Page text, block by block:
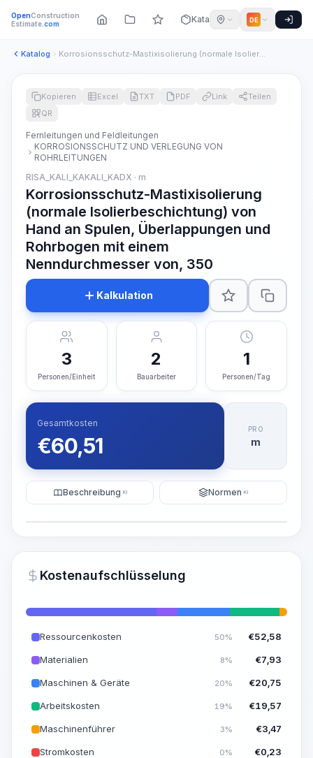
OpenConstruction
Estimate.com Katalog DE
Katalog Korrosionsschutz-Mastixisolierung (normale Isolierbeschichtu...
~15-30 Sek.
Kopieren Excel TXT PDF Link
Teilen
QR
Fernleitungen und Feldleitungen
KORROSIONSSCHUTZ UND VERLEGUNG VON
ROHRLEITUNGEN
RISA_KALI_KAKALI_KADX · m
Korrosionsschutz-Mastixisolierung
(normale Isolierbeschichtung) von
Hand an Spulen, Überlappungen und
Rohrbogen mit einem
Nenndurchmesser von, 350
Kalkulation
3
Personen/Einheit
2
Bauarbeiter
1
Personen/Tag
Gesamtkosten
€60,51
PRO
m
Beschreibung KI Normen KI
Kostenaufschlüsselung
Ressourcenkosten 50% €52,58
Materialien 8% €7,93
Maschinen & Geräte 20% €20,75
Arbeitskosten 19% €19,57
Maschinenführer 3% €3,47
Stromkosten 0% €0,23